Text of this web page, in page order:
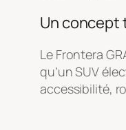
Un concept
Le Frontera
qu’un SUV
accessibilité,